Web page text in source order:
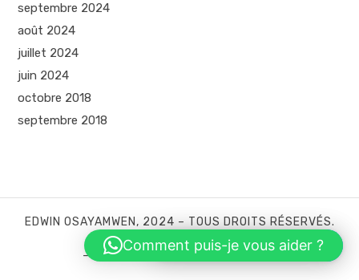
septembre 2024
août 2024
juillet 2024
juin 2024
octobre 2018
septembre 2018
EDWIN OSAYAMWEN, 2024 – TOUS DROITS RÉSERVÉS.
– POLITIQUE DE CONFIDENTIALITÉ
Hi! How can I help you?
Comment puis-je vous aider ?